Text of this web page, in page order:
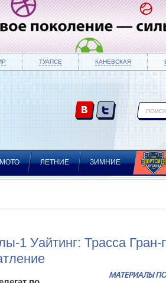
ТУАПСЕ КАНЕВСКАЯ
ЛЕТНИЕ ЗИМНИЕ
1 Уайтинг: Трасса Гран-
МАТЕРИАЛЫ